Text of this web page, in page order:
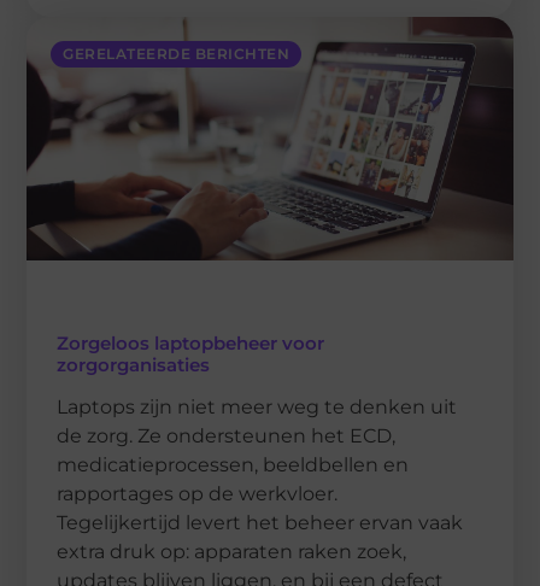
GERELATEERDE BERICHTEN
Zorgeloos laptopbeheer voor
zorgorganisaties
Laptops zijn niet meer weg te denken uit
de zorg. Ze ondersteunen het ECD,
medicatieprocessen, beeldbellen en
rapportages op de werkvloer.
Tegelijkertijd levert het beheer ervan vaak
extra druk op: apparaten raken zoek,
updates blijven liggen, en bij een defect